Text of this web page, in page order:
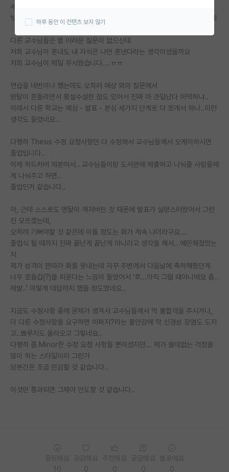
연구실(PI) 홍보 게시판
석박사 채용 정보 게시판
학부 인턴 게시판
취업 게시판
임용 후기 게시판
PI 전용 게시판
인문사회 계열 게시판
반도체/AI 게시판
장학금/장학생 게시판
학술 정보 게시판
홍보 게시판
유학교육
이벤트
반도체 아카데미
세요..하실 때
밖에 복도에서 머리 계속 박아대면서 아 망했다. 큰일나써..이러고 있었는데
다른 교수님들은 별 어려운 질문이 없으신데
저희 교수님이 혼내도 내 자식은 나만 혼낸다라는 생각이셨을까요
저희 교수님이 제일 무서웠습니다....ㅠㅠ
연습을 네번이나 했는데도 오히려 예상 외의 질문에서
멘탈이 흔들리면서 횡설수설한 점도 있어서 진짜 아 큰일났다 어떡하냐..
이래서 다른 학교는 예심 - 발표 - 본심 세가지 단계로 다 쪼개서 하나..이런
생각도 들었네요..
다행히 Thesis 수정 요청사항만 다 수정해서 교수님들께서 오케이하시면
졸업입니다..
이제 하드커버 제본떠서.. 교수님들이랑 도서관에 제출하고 나눠줄 사람들에
게 나눠주고 하면..
졸업인거 같습니다..
아, 근데 스스로도 멘탈이 깨져버린 것 때문에 발표가 실망스러웠어서 그런
진 모르겠는데,
오히려 기뻐야할 것 같은데 이틀 정도는 화가 계속 나더라구요...
졸업식 될 때까지 진짜 끝난게 끝난게 아니라고 생각을 해서.. 예민해졌었는
지
제가 성격이 짠따라 화를 못내는데 자꾸 주변에서 다음날에 축하해줬던게
너무 호들갑(?)을 피운다는 느낌이 들었어서 '후...아직 그럴 때아니에요 좀..
제발..' 이렇게 대답까지 했을 정도였네요..
지금도 수정사항 중에 문제가 생겨서 교수님들께서 막 불합격을 주시거나,
더 다른 수정사항을 요구하면 어쩌지?라는 불안감에 막 신경성 장염도 도지
고..뾰루지도 올라오고 그렇네요..
다행히 좀 Minor한 수정 요청 사항들 뿐이셨지만... 제가 쓸데없는 걱정을
많이 하는 스타일이라 그런가
당분간은 조금 민감할 것 같습니다..
이것만 통과되면 그제야 안도할 것 같습니다..
하루 동안 이 컨텐츠 보지 않기